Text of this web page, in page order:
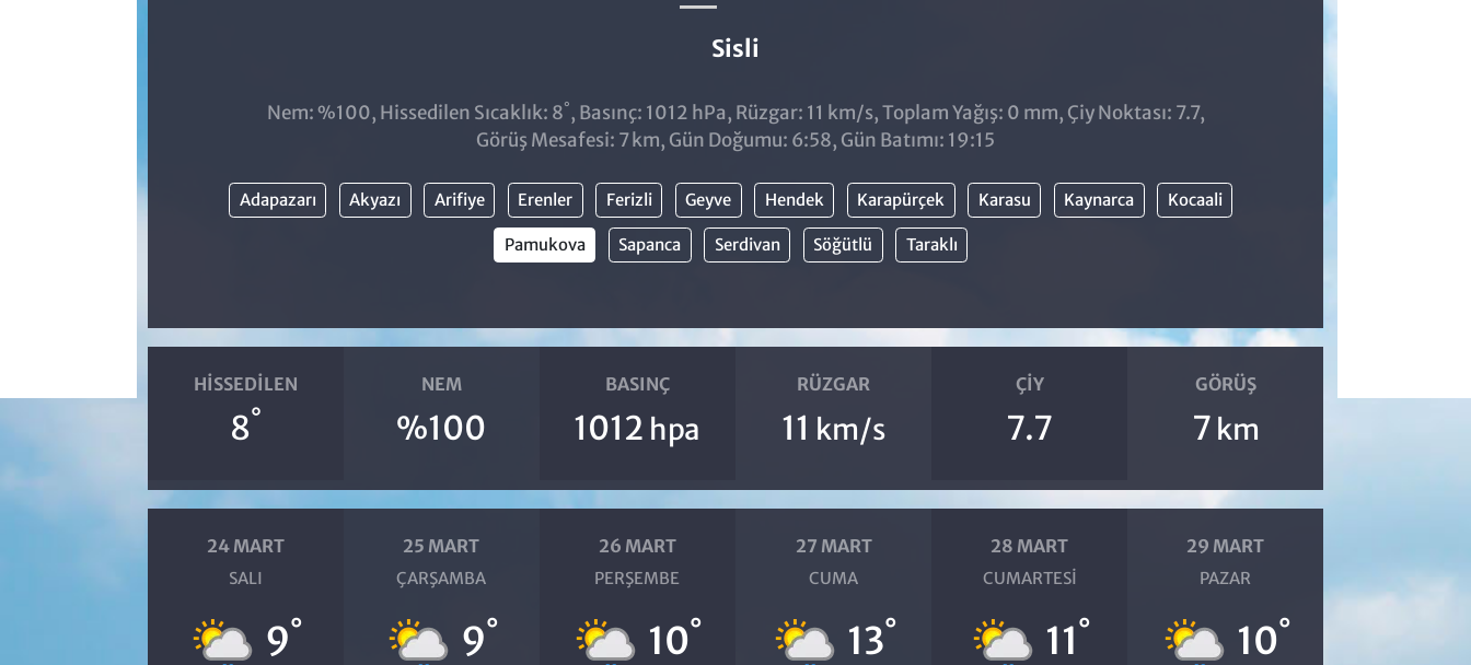
Sisli
Nem: %100, Hissedilen Sıcaklık: 8°, Basınç: 1012 hPa, Rüzgar: 11 km/s, Toplam Yağış: 0 mm, Çiy Noktası: 7.7,
Görüş Mesafesi: 7 km, Gün Doğumu: 6:58, Gün Batımı: 19:15
Adapazarı Akyazı Arifiye Erenler Ferizli Geyve Hendek Karapürçek Karasu Kaynarca Kocaali
Pamukova Sapanca Serdivan Söğütlü Taraklı
HISSEDILEN
8°
NEM
%100
BASINÇ
1012 hpa
RÜZGAR
11 km/s
ÇIY
7.7
GÖRÜŞ
7 km
24 MART
SALI
9°
25 MART
ÇARŞAMBA
9°
26 MART
PERŞEMBE
10°
27 MART
CUMA
13°
28 MART
CUMARTESI
11°
29 MART
PAZAR
10°